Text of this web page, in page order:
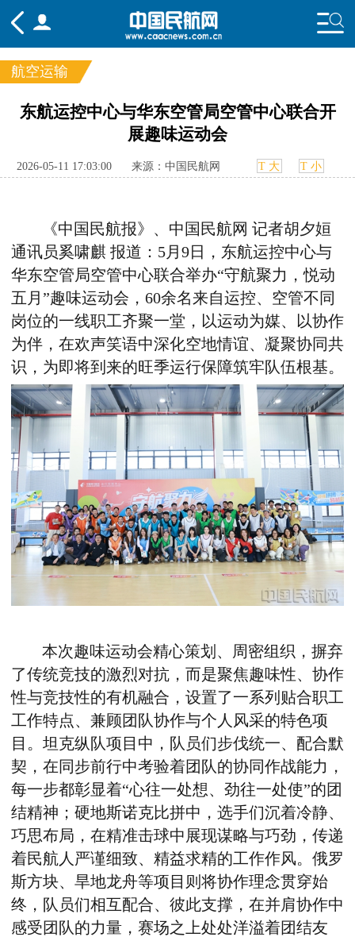
频道
国内
航图 智库 专题 舆情
航空运输
东航运控中心与华东空管局空管中心联合开
展趣味运动会
2026-05-11 17:03:00 来源：中国民航网 T 大 T 小
《中国民航报》、中国民航网 记者胡夕姮
通讯员奚啸麒 报道： 5月 9日，东航运控中心与
华东空管局空管中心联合举办“守航聚力，悦动
五月”趣味运动会， 60余名来自运控、空管不同
岗位的一线职工齐聚一堂，以运动为媒、以协作
为伴，在欢声笑语中深化空地情谊、凝聚协同共
识，为即将到来的旺季运行保障筑牢队伍根基。
本次趣味运动会精心策划、周密组织，摒弃
了传统竞技的激烈对抗，而是聚焦趣味性、协作
性与竞技性的有机融合，设置了一系列贴合职工
工作特点、兼顾团队协作与个人风采的特色项
目。坦克纵队项目中，队员们步伐统一、配合默
契，在同步前行中考验着团队的协同作战能力，
每一步都彰显着“心往一处想、劲往一处使”的团
结精神；硬地斯诺克比拼中，选手们沉着冷静、
巧思布局，在精准击球中展现谋略与巧劲，传递
着民航人严谨细致、精益求精的工作作风。俄罗
斯方块、旱地龙舟等项目则将协作理念贯穿始
终，队员们相互配合、彼此支撑，在并肩协作中
感受团队的力量，赛场之上处处洋溢着团结友